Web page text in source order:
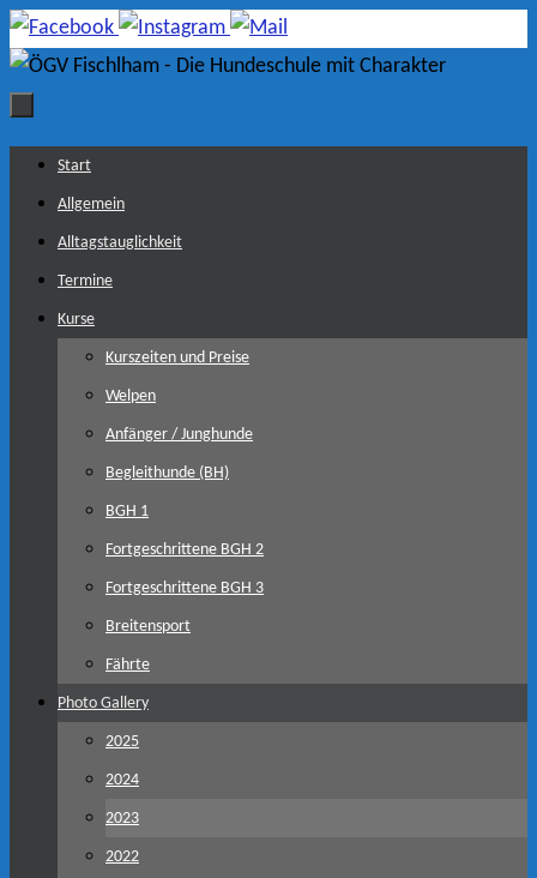
Zum
Inhalt
Zum
Inhalt
springen
Start
Allgemein
Alltagstauglichkeit
Termine
Kurse
Kurszeiten und Preise
Welpen
Anfänger / Junghunde
Begleithunde (BH)
BGH 1
Fortgeschrittene BGH 2
Fortgeschrittene BGH 3
Breitensport
Fährte
Photo Gallery
2025
2024
2023
2022